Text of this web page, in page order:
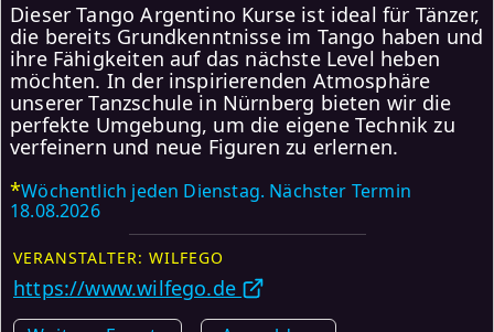
Dieser Tango Argentino Kurse ist ideal für Tänzer,
die bereits Grundkenntnisse im Tango haben und
ihre Fähigkeiten auf das nächste Level heben
möchten. In der inspirierenden Atmosphäre
unserer Tanzschule in Nürnberg bieten wir die
perfekte Umgebung, um die eigene Technik zu
verfeinern und neue Figuren zu erlernen.
*Wöchentlich jeden Dienstag. Nächster Termin
18.08.2026
VERANSTALTER: WILFEGO
https://www.wilfego.de